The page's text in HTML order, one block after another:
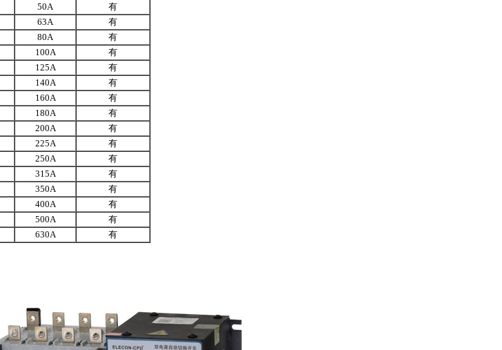
50A
有
63A
有
80A
有
100A
有
125A
有
140A
有
160A
有
180A
有
200A
有
225A
有
250A
有
315A
有
350A
有
400A
有
500A
有
630A 有